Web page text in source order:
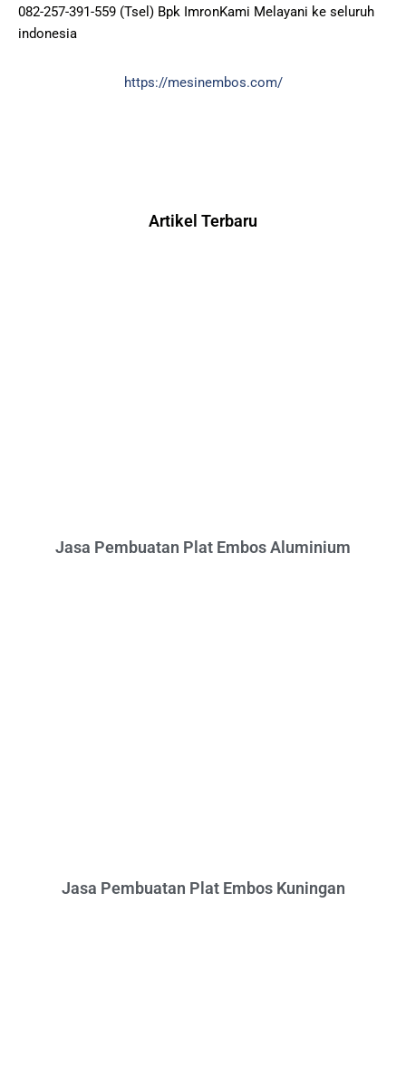
082-257-391-559 (Tsel) Bpk ImronKami Melayani ke seluruh
indonesia
https://mesinembos.com/
Artikel Terbaru
Jasa Pembuatan Plat Embos Aluminium
Jasa Pembuatan Plat Embos Kuningan